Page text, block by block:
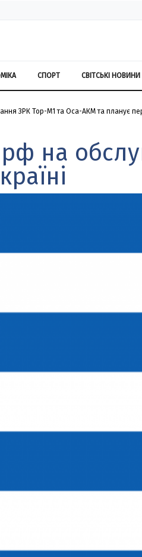
СПОРТ СВІТСЬКІ НОВИНИ
ЗРК Тор-М1 та Оса-АКМ та планує
на